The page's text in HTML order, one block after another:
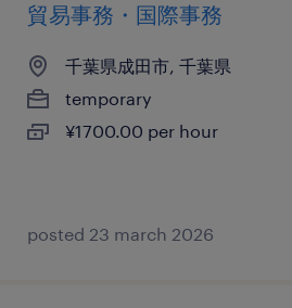
貿易事務・国際事務
千葉県成田市, 千葉県
temporary
¥1700.00 per hour
posted 23 march 2026